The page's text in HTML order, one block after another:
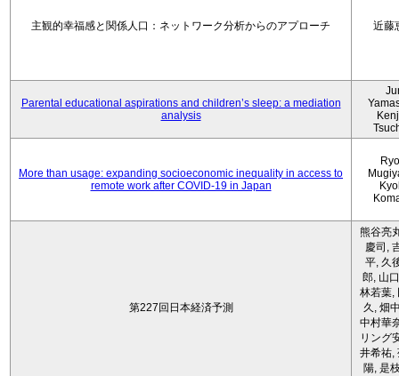
主観的幸福感と関係人口：ネットワーク分析からのアプローチ 近藤
Parental educational aspirations and children’s sleep: a mediation
analysis
More than usage: expanding socioeconomic inequality in access to
remote work after COVID-19 in Japan
第227回日本経済予測
熊谷亮
慶司,
平, 久
郎, 山
林若葉,
久, 畑
中村華
リング
井希祐,
陽, 是